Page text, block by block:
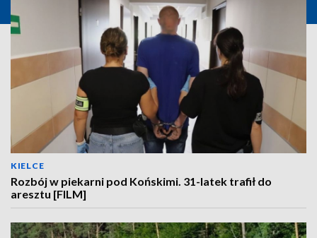
KIELCE
Rozbój w piekarni pod Końskimi. 31-latek trafił do
aresztu [FILM]